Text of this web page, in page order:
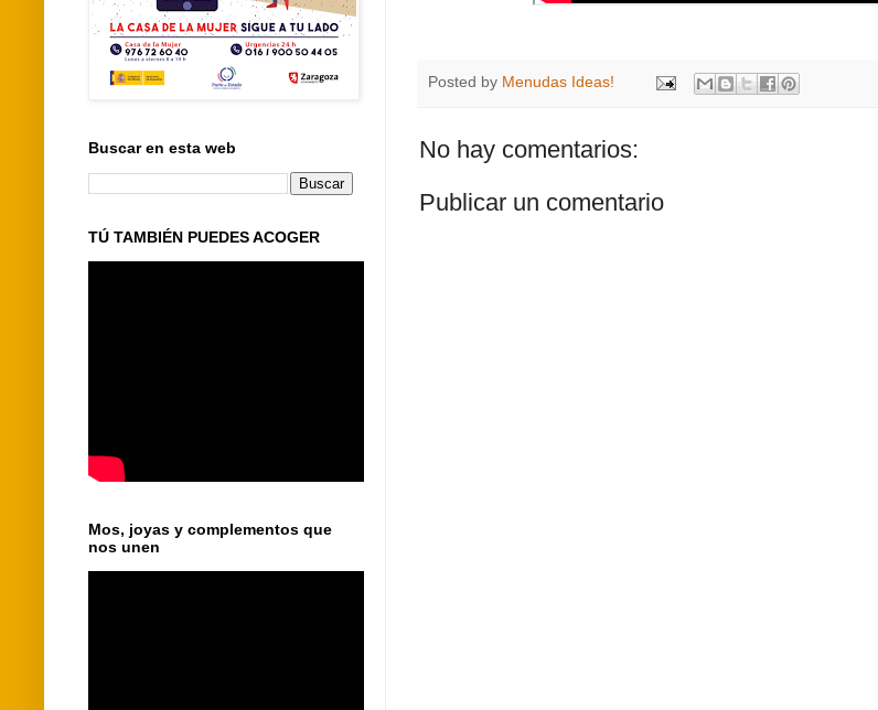
Posted by Menudas Ideas!
No hay comentarios:
Publicar un comentario
Buscar en esta web
TÚ TAMBIÉN PUEDES ACOGER
Mos, joyas y complementos que
nos unen